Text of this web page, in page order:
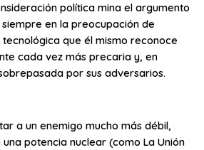
política mina el argumento
en la preocupación de
que él mismo reconoce
cada vez más precaria y, en
por sus adversarios.
a un enemigo mucho más débil,
potencia nuclear (como La Unión